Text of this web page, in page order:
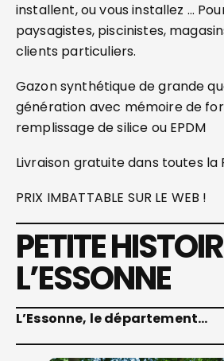
installent, ou vous installez …
paysagistes, piscinistes,
clients particuliers.
Gazon synthétique de grande
génération avec mémoire de
remplissage de silice ou EPDM
Livraison gratuite dans toutes la
PRIX IMBATTABLE SUR LE WEB !
PETITE
L’ESSONNE
L’Essonne, le département…